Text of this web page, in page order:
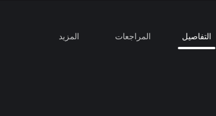
التفاصيل المراجعات المزيد